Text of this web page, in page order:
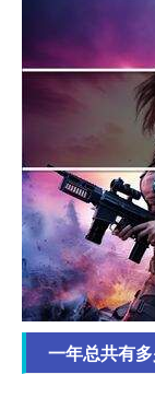
一年总共有